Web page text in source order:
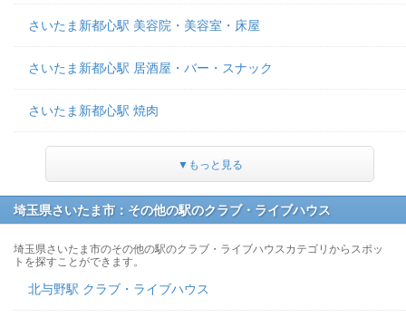
さいたま新都心駅 美容院・美容室・床屋
さいたま新都心駅 居酒屋・バー・スナック
さいたま新都心駅 焼肉
▼もっと見る
埼玉県さいたま市：その他の駅のクラブ・ライブハウス
埼玉県さいたま市のその他の駅のクラブ・ライブハウスカテゴリからスポッ
トを探すことができます。
北与野駅 クラブ・ライブハウス